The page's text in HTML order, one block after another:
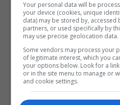
Këtë
Fafa
Your personal data will be
your device (cookies, unique
data) may be stored by, accessed
partners, or used specifically by
may use precise geolocation data.
Some vendors may process your
of legitimate interest, which you
your options below. Look for a
or in the site menu to manage or
and cookie settings.